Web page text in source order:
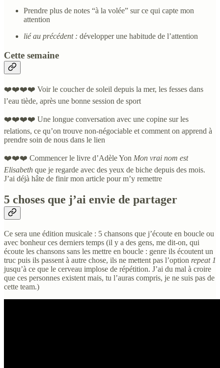
Prendre plus de notes “à la volée” sur ce qui capte mon
attention
lié au précédent : développer une habitude de l’attention
Cette semaine
❤️❤️❤️❤️ Voir le coucher de soleil depuis la mer, les fesses dans
l’eau tiède, après une bonne session de sport
❤️❤️❤️❤️ Une longue conversation avec une copine sur les
relations, ce qu’on trouve non-négociable et comment on apprend à
prendre soin de nous dans le lien
❤️❤️❤️ Commencer le livre d’Adèle Yon Mon vrai nom est
Elisabeth que je regarde avec des yeux de biche depuis des mois.
J’ai déjà hâte de finir mon article pour m’y remettre
5 choses que j’ai envie de partager
Ce sera une édition musicale : 5 chansons que j’écoute en boucle ou
avec bonheur ces derniers temps (il y a des gens, me dit-on, qui
écoute les chansons sans les mettre en boucle : genre ils écoutent un
truc puis ils passent à autre chose, ils ne mettent pas l’option repeat 1
jusqu’à ce que le cerveau implose de répétition. J’ai du mal à croire
que ces personnes existent mais, tu l’auras compris, je ne suis pas de
cette team.)